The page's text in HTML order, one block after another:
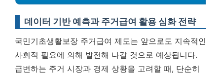
데이터 기반 예측과 주거급여 활용 심화 전략
국민기초생활보장 주거급여 제도는 앞으로도 지속적인
사회적 필요에 의해 발전해 나갈 것으로 예상됩니다.
급변하는 주거 시장과 경제 상황을 고려할 때, 단순히